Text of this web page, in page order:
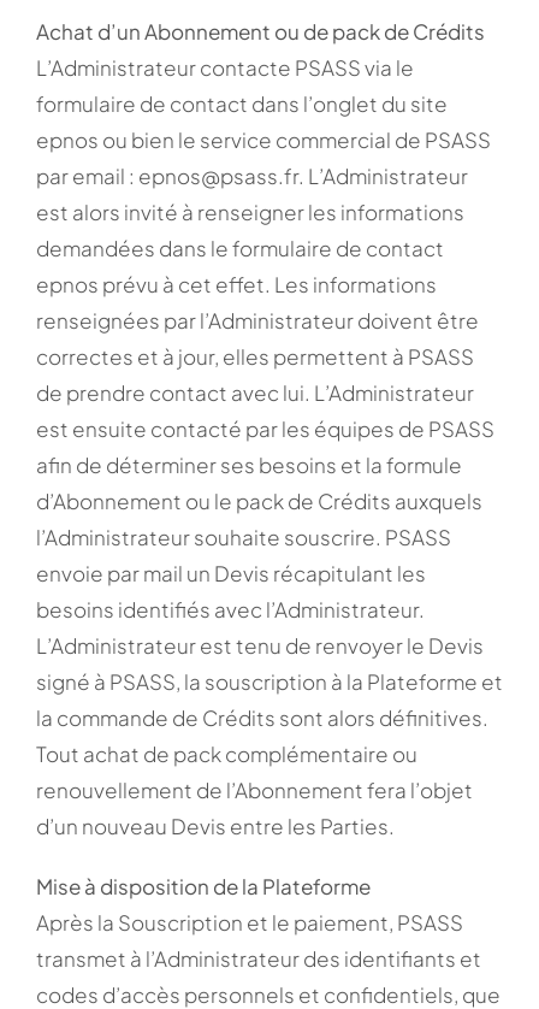
Achat d’un Abonnement ou de pack de Crédits
L’Administrateur contacte PSASS via le
formulaire de contact dans l’onglet du site
epnos ou bien le service commercial de PSASS
par email : epnos@psass.fr. L’Administrateur
est alors invité à renseigner les informations
demandées dans le formulaire de contact
epnos prévu à cet effet. Les informations
renseignées par l’Administrateur doivent être
correctes et à jour, elles permettent à PSASS
de prendre contact avec lui. L’Administrateur
est ensuite contacté par les équipes de PSASS
afin de déterminer ses besoins et la formule
d’Abonnement ou le pack de Crédits auxquels
l’Administrateur souhaite souscrire. PSASS
envoie par mail un Devis récapitulant les
besoins identifiés avec l’Administrateur.
L’Administrateur est tenu de renvoyer le Devis
signé à PSASS, la souscription à la Plateforme et
la commande de Crédits sont alors définitives.
Tout achat de pack complémentaire ou
renouvellement de l’Abonnement fera l’objet
d’un nouveau Devis entre les Parties.
Mise à disposition de la Plateforme
Après la Souscription et le paiement, PSASS
transmet à l’Administrateur des identifiants et
codes d’accès personnels et confidentiels, que